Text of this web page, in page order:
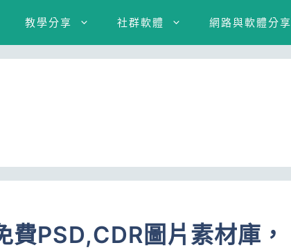
教學分享 社群軟體 網路與軟體分享
PSD,CDR圖片素材庫，